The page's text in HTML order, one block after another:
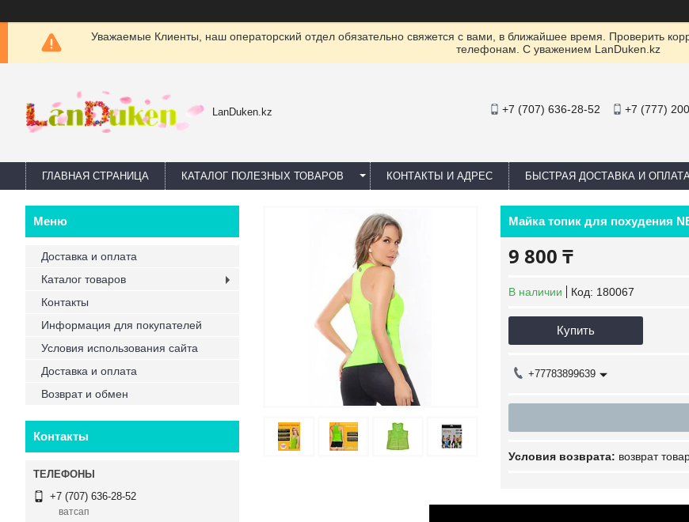
Уважаемые Клиенты, наш операторский отдел обязательно свяжется с вами, в ближайшее время. Проверить
телефонам. С уважением LanDuken.kz
LanDuken.kz +7 (707) 636-28-52 +7 (777)
ГЛАВНАЯ СТРАНИЦА КАТАЛОГ ПОЛЕЗНЫХ ТОВАРОВ КОНТАКТЫ И АДРЕС БЫСТРАЯ ДОСТАВКА И
Майка топик для похудения
9 800 ₸
В наличии Код: 180067
Купить
+77783899639
возврат
Доставка и оплата
Каталог товаров
Контакты
Информация для покупателей
Условия использования сайта
Доставка и оплата
Возврат и обмен
Контакты
+7 (707) 636-28-52
ватсап